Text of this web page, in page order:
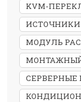
KVM-
ИСТОЧНИКИ
МОДУЛЬ